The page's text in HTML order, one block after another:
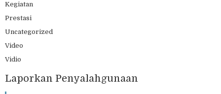
Kegiatan
Prestasi
Uncategorized
Video
Vidio
Laporkan Penyalahgunaan